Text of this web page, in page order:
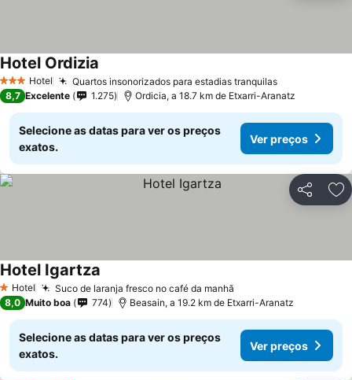
3 EstrelasHotel Quartos insonorizados para estadias tranquilas
Hotel Ordizia
8,7 Excelente 1.275 Ordicia, a 18.7 km de Etxarri-Aranatz
Selecione as datas para ver os preços
exatos.
Ver preços
Partilhar
1 Estrelas
Hotel Suco de laranja fresco no café da manhã
Hotel Igartza
8,0 Muito boa 774 Beasain, a 19.2 km de Etxarri-Aranatz
Selecione as datas para ver os preços
exatos.
Ver preços